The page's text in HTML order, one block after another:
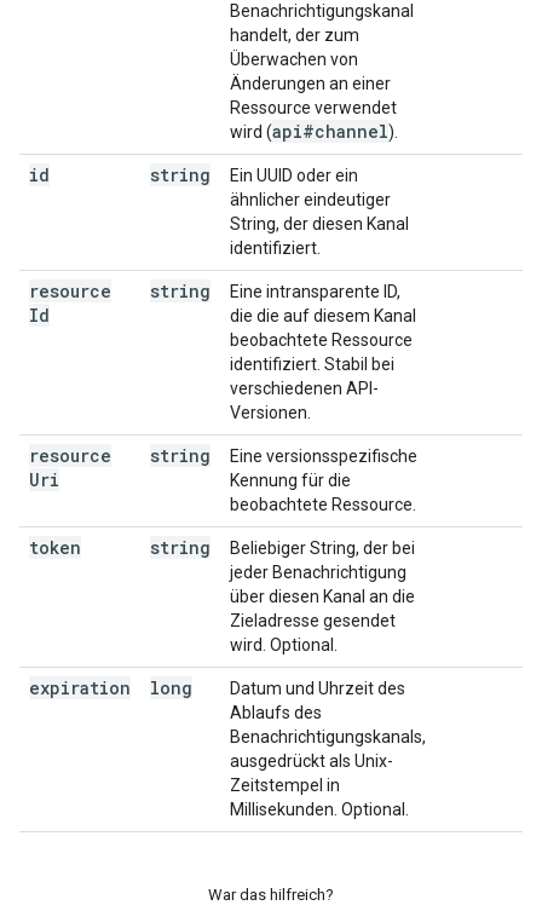
Benachrichtigungskanal
handelt, der zum
Überwachen von
Änderungen an einer
Ressource verwendet
wird (api#channel).
id string
Ein UUID oder ein
ähnlicher eindeutiger
String, der diesen Kanal
identifiziert.
resource
Id
string
Eine intransparente ID,
die die auf diesem Kanal
beobachtete Ressource
identifiziert. Stabil bei
verschiedenen API-
Versionen.
resource
Uri
string
Eine versionsspezifische
Kennung für die
beobachtete Ressource.
token string
Beliebiger String, der bei
jeder Benachrichtigung
über diesen Kanal an die
Zieladresse gesendet
wird. Optional.
expiration long
Datum und Uhrzeit des
Ablaufs des
Benachrichtigungskanals,
ausgedrückt als Unix-
Zeitstempel in
Millisekunden. Optional.
War das hilfreich?